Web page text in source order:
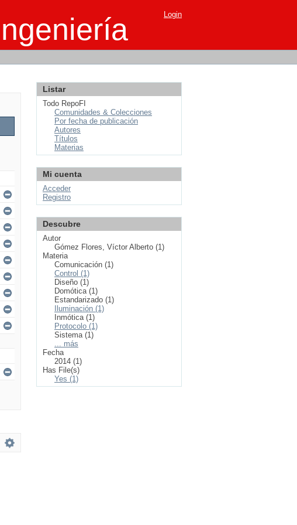
Login
Listar
Todo RepoFI
Comunidades & Colecciones
Por fecha de publicación
Autores
Títulos
Materias
Mi cuenta
Acceder
Registro
Descubre
Autor
Gómez Flores, Víctor Alberto (1)
Materia
Comunicación (1)
Control (1)
Diseño (1)
Domótica (1)
Estandarizado (1)
Iluminación (1)
Inmótica (1)
Protocolo (1)
Sistema (1)
... más
Fecha
2014 (1)
Has File(s)
Yes (1)